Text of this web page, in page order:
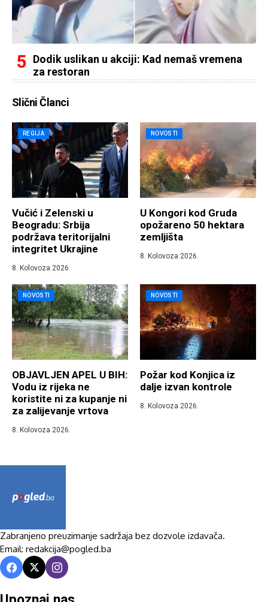
Dodik uslikan u akciji: Kad nemaš vremena
za restoran
Slični Članci
REGIJA
Vučić i Zelenski u
Beogradu: Srbija
podržava teritorijalni
integritet Ukrajine
8. Kolovoza 2026.
NOVOSTI
U Kongori kod Gruda
opožareno 50 hektara
zemljišta
8. Kolovoza 2026.
NOVOSTI
OBJAVLJEN APEL U BIH:
Vodu iz rijeka ne
koristite ni za kupanje ni
za zalijevanje vrtova
8. Kolovoza 2026.
NOVOSTI
Požar kod Konjica iz
dalje izvan kontrole
8. Kolovoza 2026.
Zabranjeno preuzimanje sadržaja bez dozvole izdavača.
Email: redakcija@pogled.ba